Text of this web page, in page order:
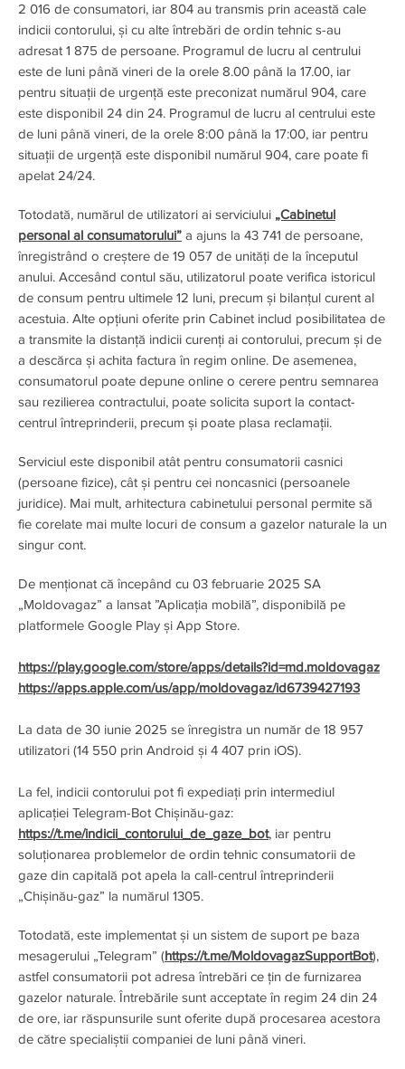
2 016 de consumatori, iar 804 au transmis prin această cale
indicii contorului, și cu alte întrebări de ordin tehnic s-au
adresat 1 875 de persoane. Programul de lucru al centrului
este de luni până vineri de la orele 8.00 până la 17.00, iar
pentru situații de urgență este preconizat numărul 904, care
este disponibil 24 din 24. Programul de lucru al centrului este
de luni până vineri, de la orele 8:00 până la 17:00, iar pentru
situații de urgență este disponibil numărul 904, care poate fi
apelat 24/24.
Totodată, numărul de utilizatori ai serviciului „Cabinetul
personal al consumatorului” a ajuns la 43 741 de persoane,
înregistrând o creștere de 19 057 de unități de la începutul
anului. Accesând contul său, utilizatorul poate verifica istoricul
de consum pentru ultimele 12 luni, precum și bilanțul curent al
acestuia. Alte opțiuni oferite prin Cabinet includ posibilitatea de
a transmite la distanță indicii curenți ai contorului, precum și de
a descărca și achita factura în regim online. De asemenea,
consumatorul poate depune online o cerere pentru semnarea
sau rezilierea contractului, poate solicita suport la contact-
centrul întreprinderii, precum și poate plasa reclamații.
Serviciul este disponibil atât pentru consumatorii casnici
(persoane fizice), cât și pentru cei noncasnici (persoanele
juridice). Mai mult, arhitectura cabinetului personal permite să
fie corelate mai multe locuri de consum a gazelor naturale la un
singur cont.
De menționat că începând cu 03 februarie 2025 SA
„Moldovagaz” a lansat ”Aplicația mobilă”, disponibilă pe
platformele Google Play și App Store.
https://play.google.com/store/apps/details?id=md.moldovagaz
https://apps.apple.com/us/app/moldovagaz/id6739427193
La data de 30 iunie 2025 se înregistra un număr de 18 957
utilizatori (14 550 prin Android și 4 407 prin iOS).
La fel, indicii contorului pot fi expediați prin intermediul
aplicației Telegram-Bot Chișinău-gaz:
https://t.me/indicii_contorului_de_gaze_bot, iar pentru
soluționarea problemelor de ordin tehnic consumatorii de
gaze din capitală pot apela la call-centrul întreprinderii
„Chișinău-gaz” la numărul 1305.
Totodată, este implementat și un sistem de suport pe baza
mesagerului „Telegram” (https://t.me/MoldovagazSupportBot),
astfel consumatorii pot adresa întrebări ce țin de furnizarea
gazelor naturale. Întrebările sunt acceptate în regim 24 din 24
de ore, iar răspunsurile sunt oferite după procesarea acestora
de către specialiștii companiei de luni până vineri.